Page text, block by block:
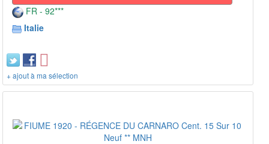
FR - 92***
Italie
+ ajout à ma sélection